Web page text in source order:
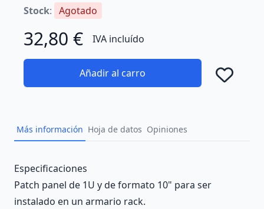
Stock: Agotado
32,80 € IVA incluído
Añadir al carro
Más información Hoja de datos Opiniones
Description
Especificaciones
Patch panel de 1U y de formato 10" para ser
instalado en un armario rack.